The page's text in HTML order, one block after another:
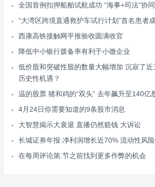
全国首例扣押船舶试航成功 “海事+司法”协
“大湾区跨境直通救护车试行计划”首名患者
西康高铁接触网平推验收圆满收官
降低中小银行拨备率有利于小微企业
低价股和突破性股的数量大幅增加 沉寂了
历史性机遇？
温的股票 猪和鸡的“双头” 去年飙升至140亿
4月24日你需要知道的9条股市消息
大智慧揭示大衰退 直播仍然赔钱 大诉讼
长城证券年报:净利润增长近70% 流动性风
在每周评论第:节之前找到更多作弊的机会